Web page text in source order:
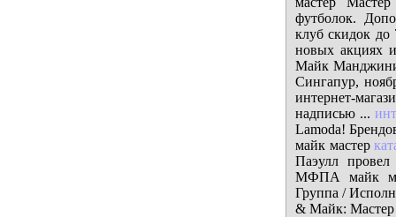
футболок.
клуб скидок
новых акциях
Майк
Сингапур,
интернет-
надписью ...
Lamoda!
майк мастер
Паэулл провел
МФПА майк
Группа /
& Майк: Мастер